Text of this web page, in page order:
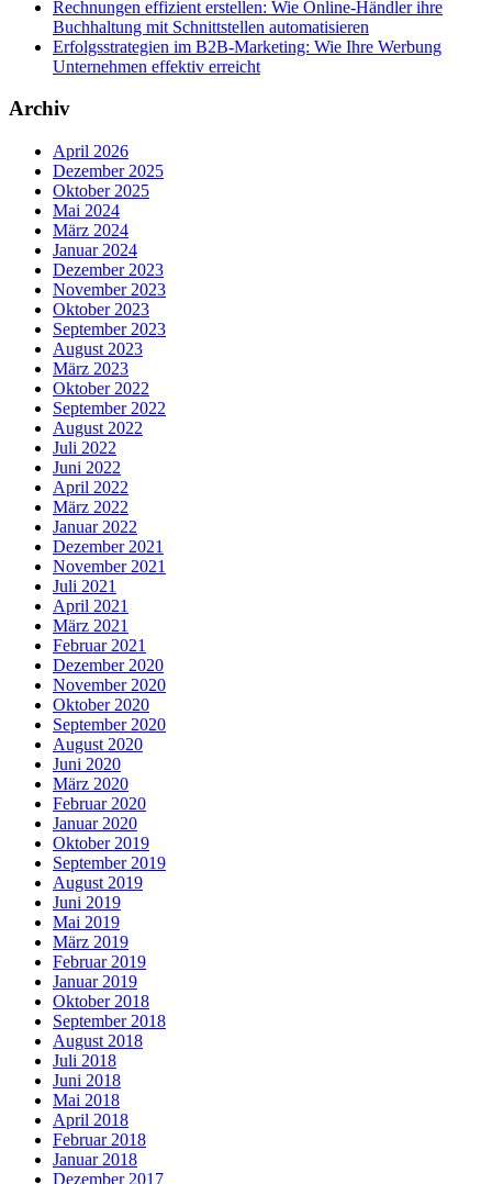
Rechnungen effizient erstellen: Wie Online-Händler ihre
Buchhaltung mit Schnittstellen automatisieren
Erfolgsstrategien im B2B-Marketing: Wie Ihre Werbung
Unternehmen effektiv erreicht
Archiv
April 2026
Dezember 2025
Oktober 2025
Mai 2024
März 2024
Januar 2024
Dezember 2023
November 2023
Oktober 2023
September 2023
August 2023
März 2023
Oktober 2022
September 2022
August 2022
Juli 2022
Juni 2022
April 2022
März 2022
Januar 2022
Dezember 2021
November 2021
Juli 2021
April 2021
März 2021
Februar 2021
Dezember 2020
November 2020
Oktober 2020
September 2020
August 2020
Juni 2020
März 2020
Februar 2020
Januar 2020
Oktober 2019
September 2019
August 2019
Juni 2019
Mai 2019
März 2019
Februar 2019
Januar 2019
Oktober 2018
September 2018
August 2018
Juli 2018
Juni 2018
Mai 2018
April 2018
Februar 2018
Januar 2018
Dezember 2017